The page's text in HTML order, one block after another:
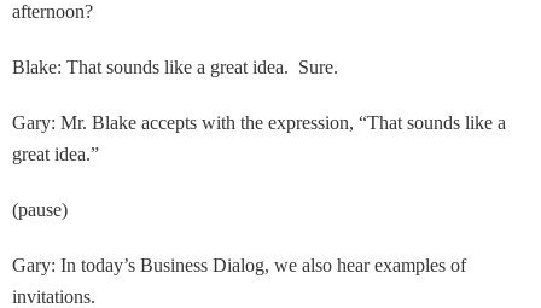
afternoon?
Blake: That sounds like a great idea. Sure.
Gary: Mr. Blake accepts with the expression, “That sounds like a
great idea.”
(pause)
Gary: In today’s Business Dialog, we also hear examples of
invitations.